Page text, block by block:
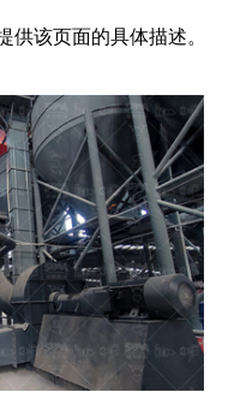
供该页面的具体描述。